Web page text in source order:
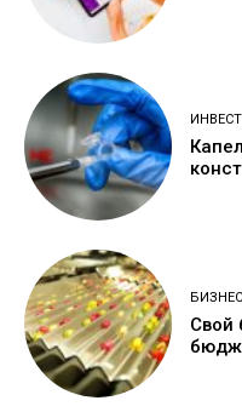
БИЗНЕС
Свой